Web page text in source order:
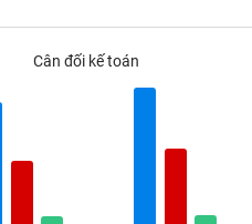
Cân đối kế toán